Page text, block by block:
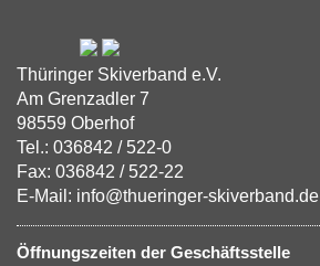
Thüringer Skiverband e.V.
Am Grenzadler 7
98559 Oberhof
Tel.: 036842 / 522-0
Fax: 036842 / 522-22
E-Mail: info@thueringer-skiverband.de
Öffnungszeiten der Geschäftsstelle